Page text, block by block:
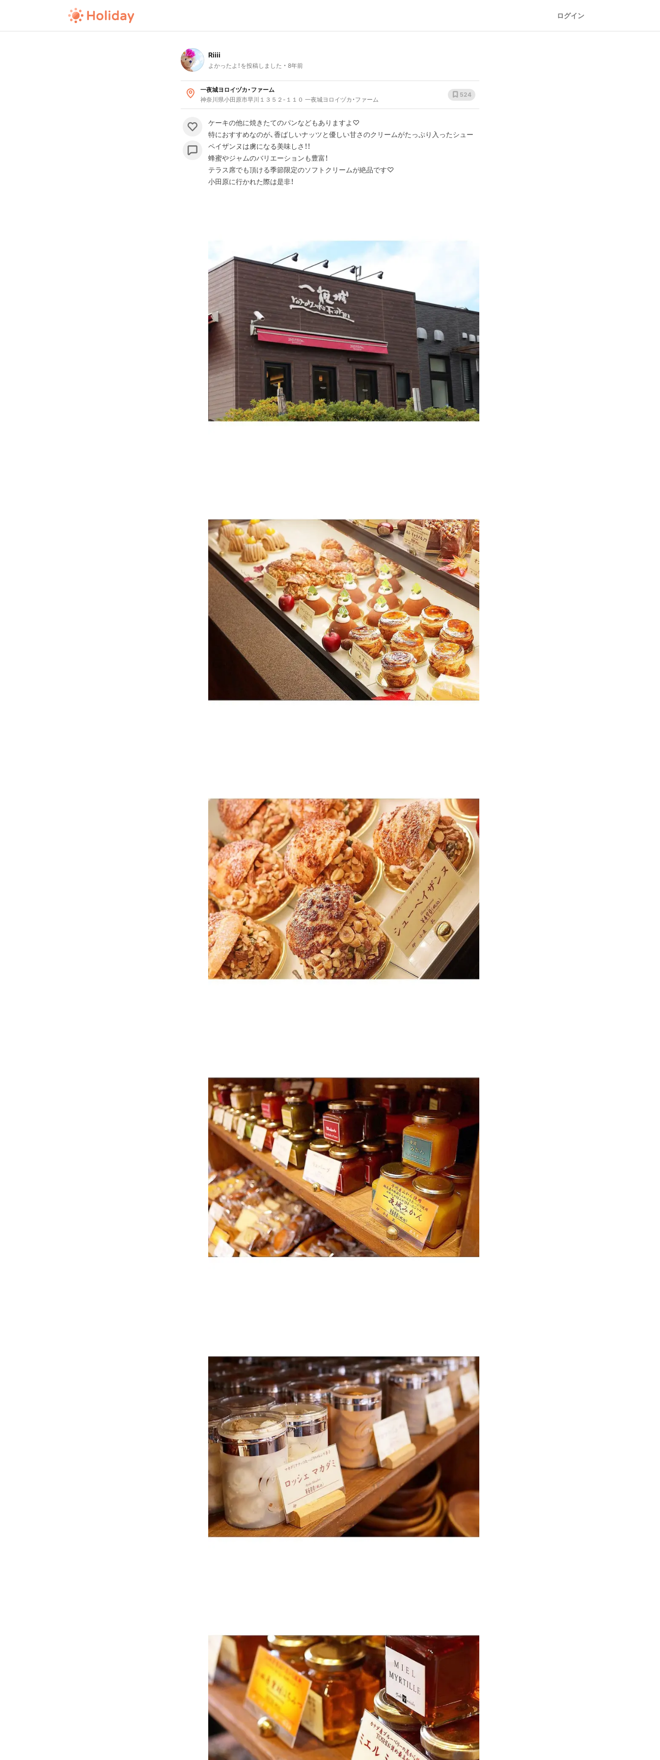
ログイン
Riiii
よかったよ！を投稿しました 8年前
一夜城ヨロイヅカ・ファーム
神奈川県小田原市早川１３５２-１１０ 一夜城ヨロイヅカ・ファーム
524
ケーキの他に焼きたてのパンなどもありますよ♡
特におすすめなのが、香ばしいナッツと優しい甘さのクリームがたっぷり入ったシュー
ペイザンヌは虜になる美味しさ！！
蜂蜜やジャムのバリエーションも豊富！
テラス席でも頂ける季節限定のソフトクリームが絶品です♡
小田原に行かれた際は是非！